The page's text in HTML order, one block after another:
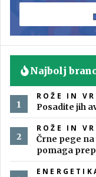
Najbolj
ROŽE IN
Posadite jih
ROŽE IN
Črne pege
pomaga